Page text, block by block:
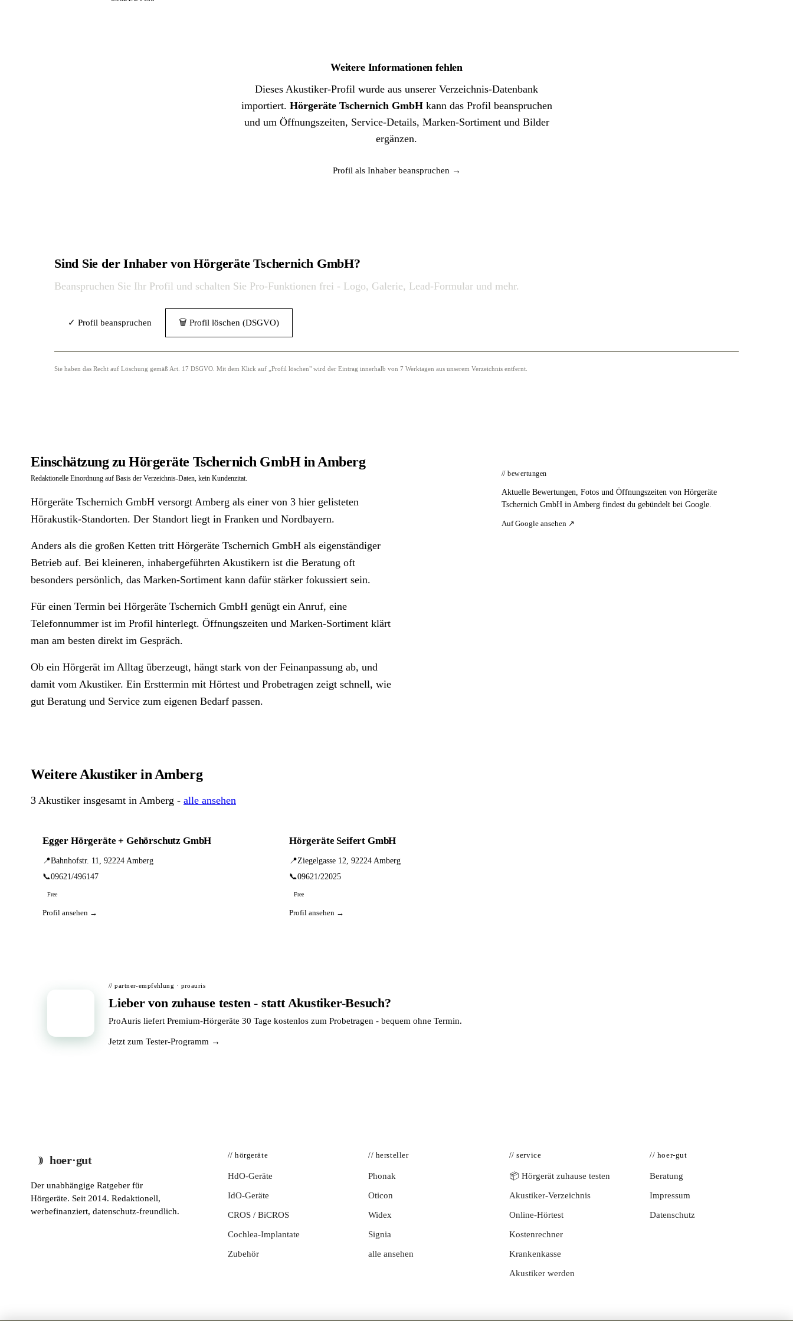
Weitere Informationen fehlen
Dieses Akustiker-Profil wurde aus unserer Verzeichnis-Datenbank
importiert. Hörgeräte Tschernich GmbHkann das Profil beanspruchen
und um Öffnungszeiten, Service-Details, Marken-Sortiment und Bilder
ergänzen.
Profil als Inhaber beanspruchen →
Sind Sie der Inhaber von Hörgeräte Tschernich GmbH?
Beanspruchen Sie Ihr Profil und schalten Sie Pro-Funktionen frei - Logo, Galerie, Lead-Formular und mehr.
✓ Profil beanspruchen 🗑 Profil löschen (DSGVO)
Sie haben das Recht auf Löschung gemäß Art. 17 DSGVO. Mit dem Klick auf „Profil löschen" wird der Eintrag innerhalb von 7 Werktagen aus unserem Verzeichnis entfernt.
Einschätzung zu Hörgeräte Tschernich GmbH in Amberg
Redaktionelle Einordnung auf Basis der Verzeichnis-Daten, kein Kundenzitat.
Hörgeräte Tschernich GmbH versorgt Amberg als einer von 3 hier gelisteten
Hörakustik-Standorten. Der Standort liegt in Franken und Nordbayern.
Anders als die großen Ketten tritt Hörgeräte Tschernich GmbH als eigenständiger
Betrieb auf. Bei kleineren, inhabergeführten Akustikern ist die Beratung oft
besonders persönlich, das Marken-Sortiment kann dafür stärker fokussiert sein.
Für einen Termin bei Hörgeräte Tschernich GmbH genügt ein Anruf, eine
Telefonnummer ist im Profil hinterlegt. Öffnungszeiten und Marken-Sortiment klärt
man am besten direkt im Gespräch.
Ob ein Hörgerät im Alltag überzeugt, hängt stark von der Feinanpassung ab, und
damit vom Akustiker. Ein Ersttermin mit Hörtest und Probetragen zeigt schnell, wie
gut Beratung und Service zum eigenen Bedarf passen.
// bewertungen
Aktuelle Bewertungen, Fotos und Öffnungszeiten von Hörgeräte
Tschernich GmbH in Amberg findest du gebündelt bei Google.
Auf Google ansehen ↗
Weitere Akustiker in Amberg
3 Akustiker insgesamt in Amberg - alle ansehen
Egger Hörgeräte + Gehörschutz GmbH
📍Bahnhofstr. 11, 92224 Amberg
📞09621/496147
Free
Profil ansehen →
Hörgeräte Seifert GmbH
📍Ziegelgasse 12, 92224 Amberg
📞09621/22025
Free
Profil ansehen →
// partner-empfehlung · proauris
Lieber von zuhause testen - statt Akustiker-Besuch?
ProAuris liefert Premium-Hörgeräte 30 Tage kostenlos zum Probetragen - bequem ohne Termin.
Jetzt zum Tester-Programm →
hoer·gut
Der unabhängige Ratgeber für
Hörgeräte. Seit 2014. Redaktionell,
werbefinanziert, datenschutz-freundlich.
// hörgeräte
HdO-Geräte
IdO-Geräte
CROS / BiCROS
Cochlea-Implantate
Zubehör
// hersteller
Phonak
Oticon
Widex
Signia
alle ansehen
// service
📦 Hörgerät zuhause testen
Akustiker-Verzeichnis
Online-Hörtest
Kostenrechner
Krankenkasse
Akustiker werden
// hoer-gut
Beratung
Impressum
Datenschutz